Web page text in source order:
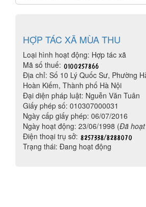
HỢP TÁC XÃ MÙA THU
Loại hình hoạt động: Hợp tác xã
Mã số thuế:
Địa chỉ: Số 10 Lý Quốc Sư, Phường
Hoàn Kiếm, Thành phố Hà Nội
Đại diện pháp luật: Nguễn Văn Tuân
Giấy phép số: 010307000031
Ngày cấp giấy phép: 06/07/2016
Ngày hoạt động: 23/06/1998 (Đã
Điện thoại trụ sở:
Trạng thái: Đang hoạt động